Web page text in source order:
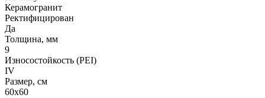
Керамогранит
Ректифицирован
Да
Толщина, мм
9
Износостойкость (PEI)
IV
Размер, см
60х60